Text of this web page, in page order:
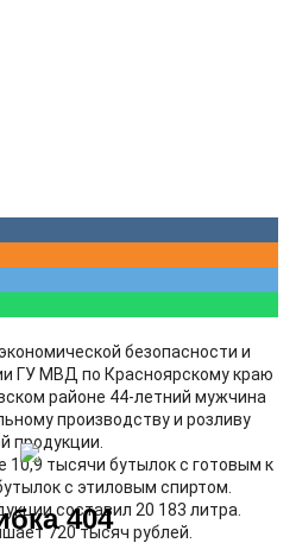
безопасности и
ГУ МВД по Красноярскому краю
районе 44-летний мужчина
производству и розливу
продукции.
10,9 тысячи бутылок с готовым к
с этиловым спиртом.
составил 20 183 литра.
720 тысяч рублей.